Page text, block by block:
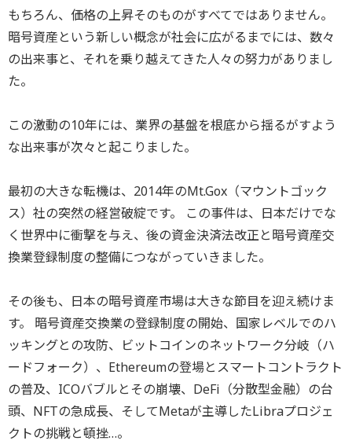
もちろん、価格の上昇そのものがすべてではありません。
暗号資産という新しい概念が社会に広がるまでには、数々
の出来事と、それを乗り越えてきた人々の努力がありまし
た。
この激動の10年には、業界の基盤を根底から揺るがすよう
な出来事が次々と起こりました。
最初の大きな転機は、2014年のMt.Gox（マウントゴック
ス）社の突然の経営破綻です。 この事件は、日本だけでな
く世界中に衝撃を与え、後の資金決済法改正と暗号資産交
換業登録制度の整備につながっていきました。
その後も、日本の暗号資産市場は大きな節目を迎え続けま
す。 暗号資産交換業の登録制度の開始、国家レベルでのハ
ッキングとの攻防、ビットコインのネットワーク分岐（ハ
ードフォーク）、Ethereumの登場とスマートコントラクト
の普及、ICOバブルとその崩壊、DeFi（分散型金融）の台
頭、NFTの急成長、そしてMetaが主導したLibraプロジェ
クトの挑戦と頓挫…。